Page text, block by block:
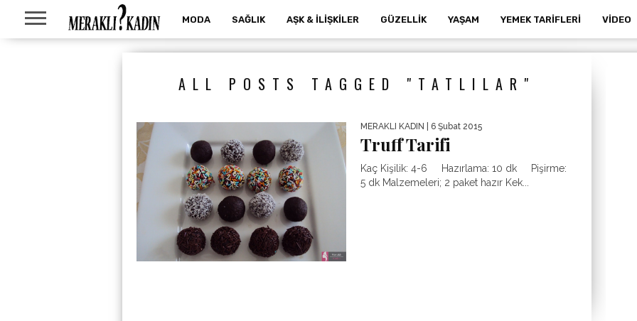
MODA SAĞLIK AŞK & İLIŞKILER GÜZELLIK YAŞAM YEMEK TARIFLERI VIDEO
ALL POSTS TAGGED "TATLILAR"
MERAKLI KADIN | 6 Şubat 2015
Truff Tarifi
Kaç Kişilik: 4-6 Hazırlama: 10 dk Pişirme:
5 dk Malzemeleri; 2 paket hazır Kek...